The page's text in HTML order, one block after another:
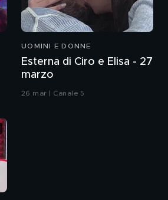
UOMINI E DONNE
Esterna di Ciro e Elisa - 27
marzo
26 mar | Canale 5